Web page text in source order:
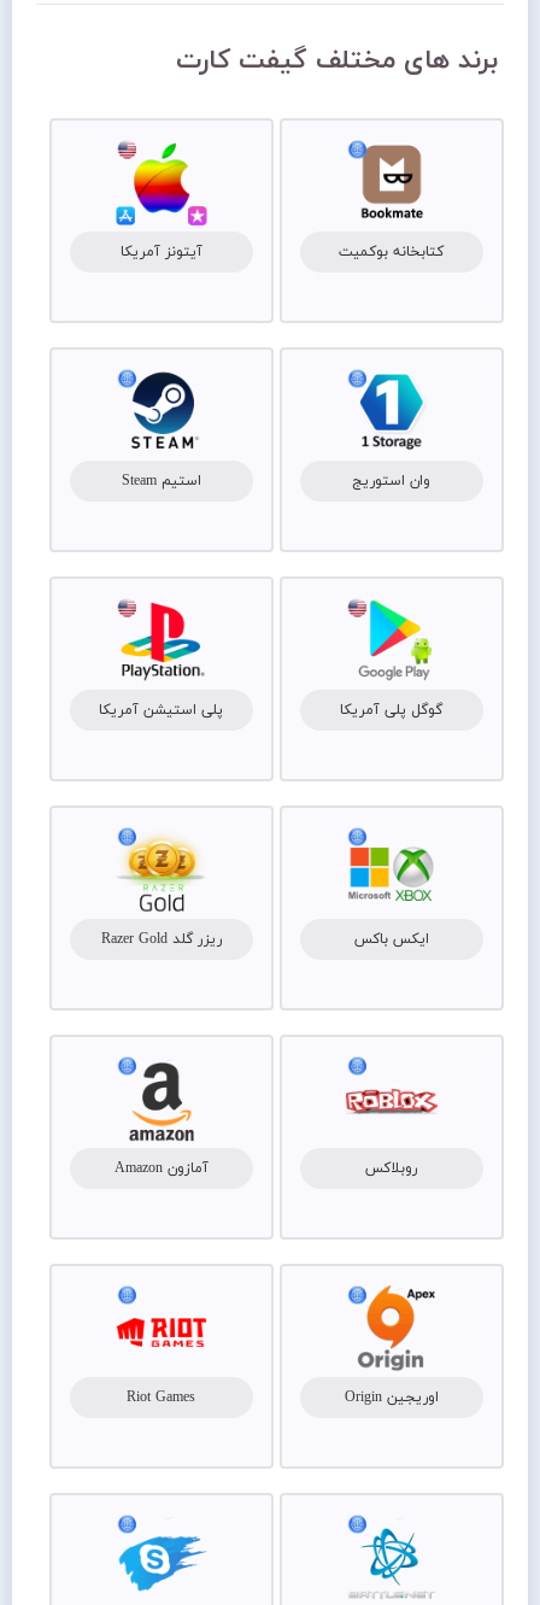
برند های مختلف گیفت کارت
کتابخانه بوکمیت آیتونز آمریکا
وان استوریج استیم Steam
گوگل پلی آمریکا پلی استیشن آمریکا
ایکس باکس ریزر گلد Razer Gold
روبلاکس آمازون Amazon
اوریجین Origin Riot Games